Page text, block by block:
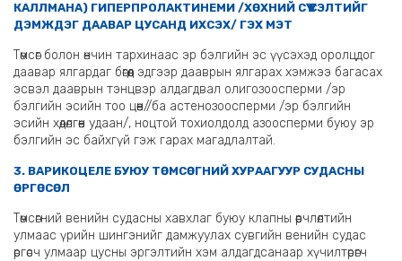
КАЛЛМАНА) ГИПЕРПРОЛАКТИНЕМИ /ХӨХНИЙ СҮҮ ҮҮСЭЛТИЙГ
ДЭМЖДЭГ ДААВАР ЦУСАНД ИХСЭХ/ ГЭХ МЭТ
Төмсөг болон өнчин тархинаас эр бэлгийн эс үүсэхэд оролцдог
даавар ялгардаг бөгөөд эдгээр дааврын ялгарах хэмжээ багасах
эсвэл дааврын тэнцвэр алдагдвал олигозоосперми /эр
бэлгийн эсийн тоо цөөн//ба астенозоосперми /эр бэлгийн
эсийн хөдөлгөөн удаан/, ноцтой тохиолдолд азоосперми буюу эр
бэлгийн эс байхгүй гэж гарах магадлалтай.
3. ВАРИКОЦЕЛЕ БУЮУ ТӨМСӨГНИЙ ХУРААГУУР СУДАСНЫ
ӨРГӨСӨЛ
Төмсөгний венийн судасны хавхлаг буюу клапны өөрчлөлтийн
улмаас үрийн шингэнийг дамжуулах сувгийн венийн судас
өргөсч улмаар цусны эргэлтийн хэм алдагдсанаар хүчилтөрөгч